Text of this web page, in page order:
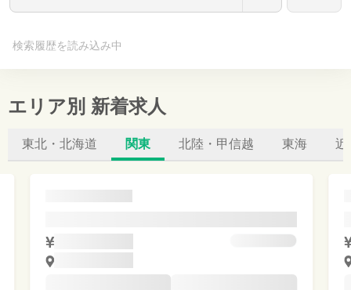
検索履歴を読み込み中
エリア別 新着求人
東北・北海道 関東 北陸・甲信越 東海 近